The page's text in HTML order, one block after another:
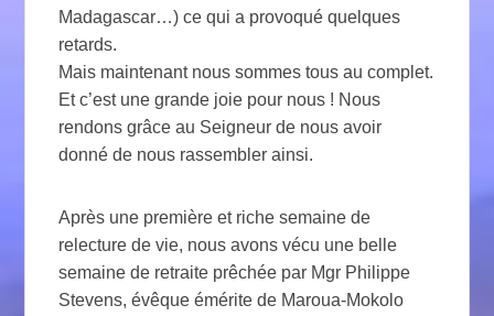
Madagascar…) ce qui a provoqué quelques
retards.
Mais maintenant nous sommes tous au complet.
Et c’est une grande joie pour nous ! Nous
rendons grâce au Seigneur de nous avoir
donné de nous rassembler ainsi.
Après une première et riche semaine de
relecture de vie, nous avons vécu une belle
semaine de retraite prêchée par Mgr Philippe
Stevens, évêque émérite de Maroua-Mokolo